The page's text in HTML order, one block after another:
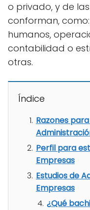
o privado, y de
conforman,
humanos,
contabilidad o
otras.
Índice
Razones
Perfil para
Empresas
Estudios de
Empresas
¿Qué